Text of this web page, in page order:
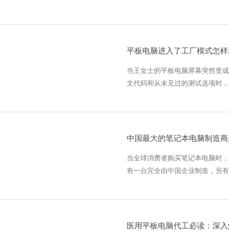
平板电脑进入了工厂模式怎样
当王女士的平板电脑屏幕突然变
文代码和从未见过的测试选项时
当全球消费者购买笔记本电脑时
有一台完全由中国企业制造，另